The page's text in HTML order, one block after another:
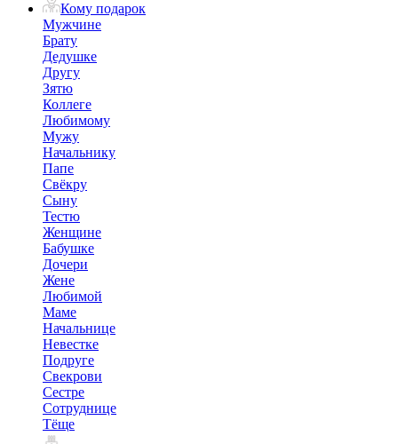
Кому подарок
Мужчине
Брату
Дедушке
Другу
Зятю
Коллеге
Любимому
Мужу
Начальнику
Папе
Свёкру
Сыну
Тестю
Женщине
Бабушке
Дочери
Жене
Любимой
Маме
Начальнице
Невестке
Подруге
Свекрови
Сестре
Сотруднице
Тёще